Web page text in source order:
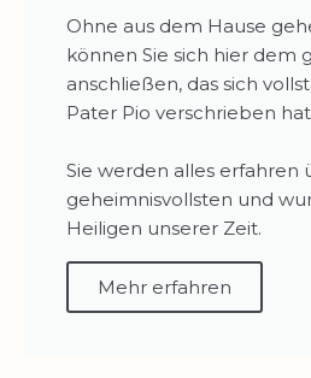
Ohne aus dem Hause
können Sie sich hier dem
anschließen, das sich
Pater Pio verschrieben
Sie werden alles erfahren
geheimnisvollsten und
Heiligen unserer Zeit.
Mehr erfahren